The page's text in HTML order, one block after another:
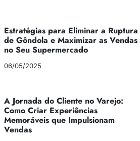
Estratégias para Eliminar a Ruptura
de Gôndola e Maximizar as Vendas
no Seu Supermercado
06/05/2025
A Jornada do Cliente no Varejo:
Como Criar Experiências
Memoráveis que Impulsionam
Vendas